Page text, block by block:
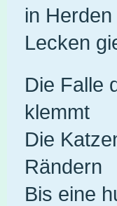
in Herden
Lecken
Die Falle
klemmt
Die
Rändern
Bis eine